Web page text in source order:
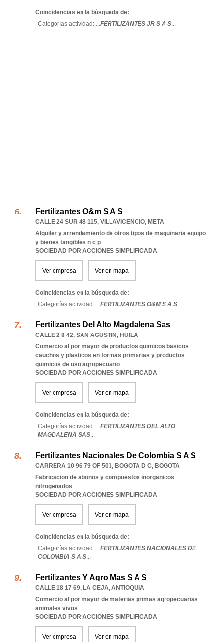
Coincidencias en la búsqueda de:
Categorías actividad: ...FERTILIZANTES JR S A S...
Fertilizantes O&m S A S
CALLE 24 SUR 48 115, VILLAVICENCIO, META
Alquiler y arrendamiento de otros tipos de maquinaria equipo
y bienes tangibles n c p
SOCIEDAD POR ACCIONES SIMPLIFICADA
Ver empresa Ver en mapa
Coincidencias en la búsqueda de:
Categorías actividad: ...FERTILIZANTES O&M S A S...
Fertilizantes Del Alto Magdalena Sas
CALLE 2 8 42, SAN AGUSTIN, HUILA
Comercio al por mayor de productos quimicos basicos
cauchos y plasticos en formas primarias y productos
quimicos de uso agropecuario
SOCIEDAD POR ACCIONES SIMPLIFICADA
Ver empresa Ver en mapa
Coincidencias en la búsqueda de:
Categorías actividad: ...FERTILIZANTES DEL ALTO
MAGDALENA SAS...
Fertilizantes Nacionales De Colombia S A S
CARRERA 10 96 79 OF 503, BOGOTA D C, BOGOTA
Fabricacion de abonos y compuestos inorganicos
nitrogenados
SOCIEDAD POR ACCIONES SIMPLIFICADA
Ver empresa Ver en mapa
Coincidencias en la búsqueda de:
Categorías actividad: ...FERTILIZANTES NACIONALES DE
COLOMBIA S A S...
Fertilizantes Y Agro Mas S A S
CALLE 18 17 69, LA CEJA, ANTIOQUIA
Comercio al por mayor de materias primas agropecuarias
animales vivos
SOCIEDAD POR ACCIONES SIMPLIFICADA
Ver empresa Ver en mapa